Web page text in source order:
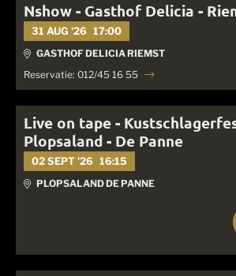
Nshow - Gasthof Delicia -
31 AUG '26 17:00
GASTHOF DELICIA RIEMST
Reservatie: 012/45 16 55
Live on tape -
Plopsaland - De Panne
02 SEPT '26 16:15
PLOPSALAND DE PANNE